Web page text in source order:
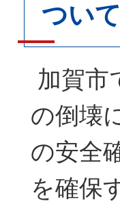
ついて
加賀市
の倒壊
の安全
を確保